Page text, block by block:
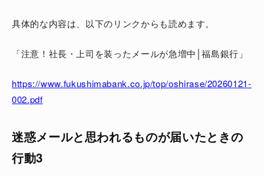
具体的な内容は、以下のリンクからも読めます。
「注意！社長・上司を装ったメールが急増中│福島銀行」
https://www.fukushimabank.co.jp/top/oshirase/20260121-
002.pdf
迷惑メールと思われるものが届いたときの
行動3